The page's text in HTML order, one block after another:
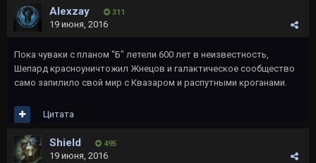
Alexzay 311
19 июня, 2016
Пока чуваки с планом "Б" летели 600 лет в неизвестность,
Шепард красноуничтожил Жнецов и галактическое сообщество
само запилило свой мир с Квазаром и распутными кроганами.
Цитата
Shield 495
19 июня, 2016